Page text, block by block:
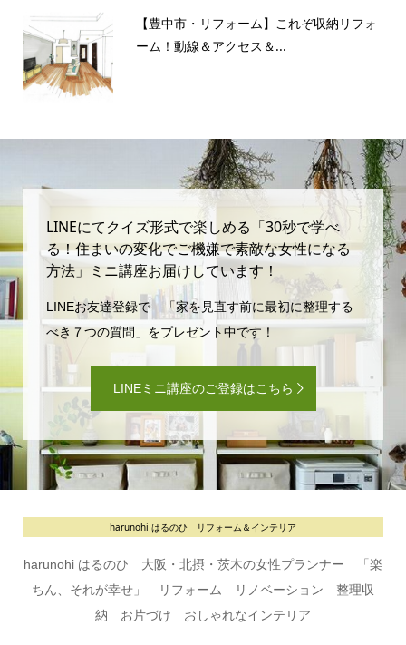
【豊中市・リフォーム】これぞ収納リフォ
ーム！動線＆アクセス＆...
LINEにてクイズ形式で楽しめる「30秒で学べ
る！住まいの変化でご機嫌で素敵な女性になる
方法」ミニ講座お届けしています！
LINEお友達登録で 「家を見直す前に最初に整理する
べき７つの質問」をプレゼント中です！
LINEミニ講座のご登録はこちら
harunohi はるのひ リフォーム＆インテリア
harunohi はるのひ 大阪・北摂・茨木の女性プランナー 「楽
ちん、それが幸せ」 リフォーム リノベーション 整理収
納 お片づけ おしゃれなインテリア